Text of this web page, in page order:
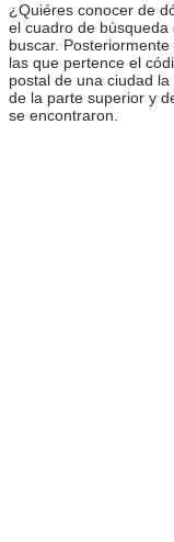
¿Quiéres conocer de
el cuadro de
buscar.
las que pertence el
postal de una ciudad
de la parte superior y
se encontraron.